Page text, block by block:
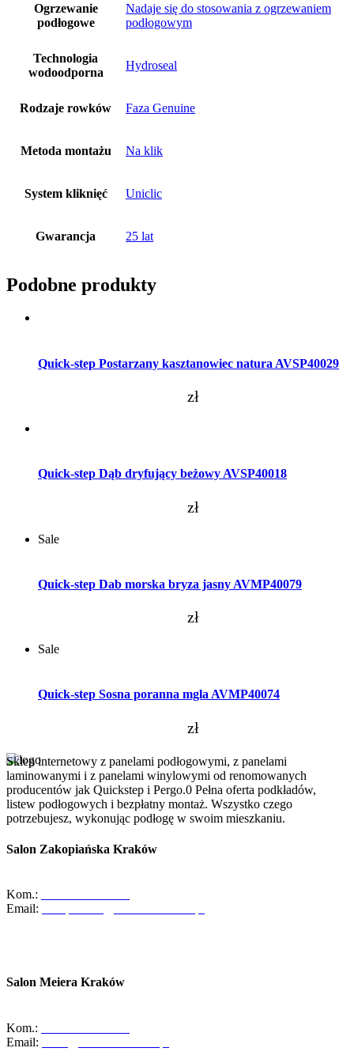
Ogrzewanie
podłogowe
Nadaje się do stosowania z ogrzewaniem
podłogowym
Technologia
wodoodporna
Hydroseal
Rodzaje rowków Faza Genuine
Metoda montażu Na klik
System kliknięć Uniclic
Gwarancja 25 lat
Podobne produkty
Quick-step Postarzany kasztanowiec natura AVSP40029
zł
Quick-step Dąb dryfujący beżowy AVSP40018
zł
Sale
Quick-step Dab morska bryza jasny AVMP40079
zł
Sale
Quick-step Sosna poranna mgla AVMP40074
zł
Sklep internetowy z panelami podłogowymi, z panelami
laminowanymi i z panelami winylowymi od renomowanych
producentów jak Quickstep i Pergo.0 Pełna oferta podkładów,
listew podłogowych i bezpłatny montaż. Wszystko czego
potrzebujesz, wykonując podłogę w swoim mieszkaniu.
Salon Zakopiańska Kraków
Kom.:
Email:
Salon Meiera Kraków
Kom.:
Email: